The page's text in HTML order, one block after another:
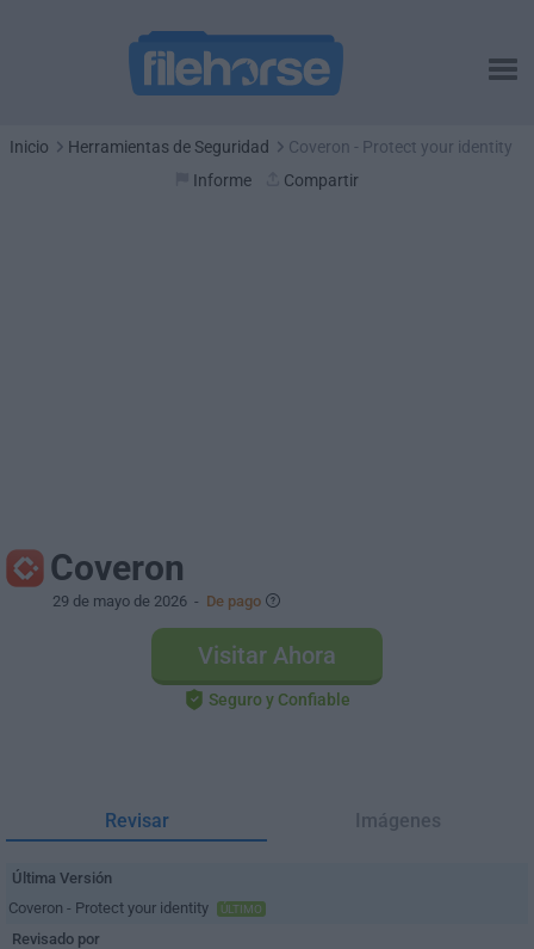
Inicio Herramientas de Seguridad
Coveron - Protect your identity
Informe
Compartir
Coveron
29 de mayo de 2026 - De pago
Visitar Ahora
Seguro y Confiable
Revisar Imágenes
Última Versión
Coveron - Protect your identity
ÚLTIMO
Revisado por